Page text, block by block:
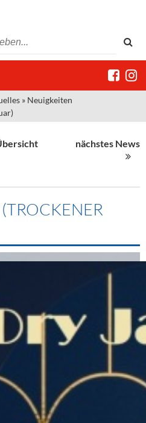
Großhandel
» Neuigkeiten
nächstes News
(TROCKENER